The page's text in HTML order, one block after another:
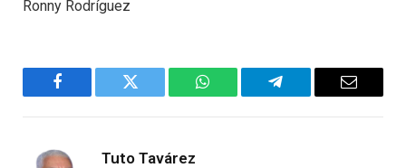
Ronny Rodríguez
Facebook Twitter WhatsAppTelegram Email
Tuto Tavárez